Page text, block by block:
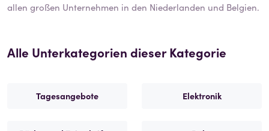
allen großen Unternehmen in den Niederlanden und Belgien.
Alle Unterkategorien dieser Kategorie
Tagesangebote Elektronik